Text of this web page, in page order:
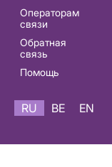
Операторам
связи
Обратная
связь
Помощь
RU BE EN